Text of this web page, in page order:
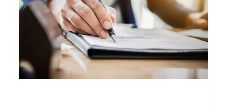
contrats
commerciaux
rôle
clé